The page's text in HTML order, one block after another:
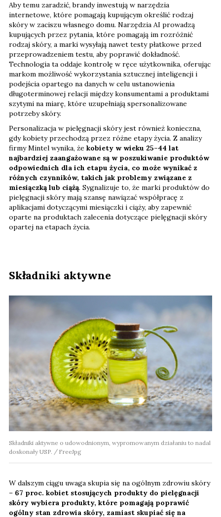
Aby temu zaradzić, brandy inwestują w narzędzia
internetowe, które pomagają kupującym określić rodzaj
skóry w zaciszu własnego domu. Narzędzia AI prowadzą
kupujących przez pytania, które pomagają im rozróżnić
rodzaj skóry, a marki wysyłają nawet testy płatkowe przed
przeprowadzeniem testu, aby poprawić dokładność.
Technologia ta oddaje kontrolę w ręce użytkownika, oferując
markom możliwość wykorzystania sztucznej inteligencji i
podejścia opartego na danych w celu ustanowienia
długoterminowej relacji między konsumentami a produktami
szytymi na miarę, które uzupełniają spersonalizowane
potrzeby skóry.
Personalizacja w pielęgnacji skóry jest również konieczna,
gdy kobiety przechodzą przez różne etapy życia. Z analizy
firmy Mintel wynika, że kobiety w wieku 25–44 lat
najbardziej zaangażowane są w poszukiwanie produktów
odpowiednich dla ich etapu życia, co może wynikać z
różnych czynników, takich jak problemy związane z
miesiączką lub ciążą. Sygnalizuje to, że marki produktów do
pielęgnacji skóry mają szansę nawiązać współpracę z
aplikacjami dotyczącymi miesiączki i ciąży, aby zapewnić
oparte na produktach zalecenia dotyczące pielęgnacji skóry
opartej na etapach życia.
Składniki aktywne
Składniki aktywne o udowodnionym, wypromowanym działaniu to nadal
doskonały USP.
FreeJpg
W dalszym ciągu uwaga skupia się na ogólnym zdrowiu skóry
– 67 proc. kobiet stosujących produkty do pielęgnacji
skóry wybiera produkty, które pomagają poprawić
ogólny stan zdrowia skóry, zamiast skupiać się na